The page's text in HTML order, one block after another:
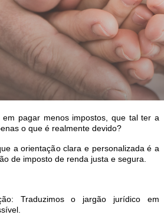
pagar menos impostos, que tal ter a
o que é realmente devido?
a orientação clara e personalizada é a
de imposto de renda justa e segura.
Traduzimos o jargão jurídico em